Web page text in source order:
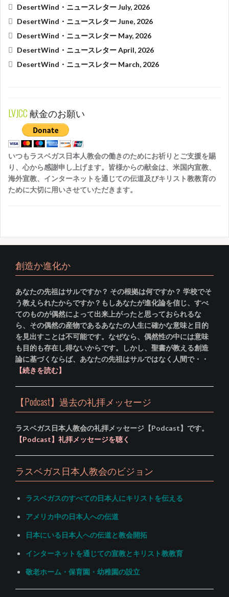
DesertWind・ニュースレター July, 2026
DesertWind・ニュースレター June, 2026
DesertWind・ニュースレター May, 2026
DesertWind・ニュースレター April, 2026
DesertWind・ニュースレター March, 2026
LVJCC献金のお願い
いつもラスベガス日本人教会の働きのためにお祈りとご支援を賜
り、心から感謝申し上げます。皆様からの献金は、米国内宣教、
海外宣教、インターネットを通じての伝道及びキリスト教教育の
ために大切に用いさせていただきます。
創造か進化か
あなたの先祖はサルですか？ その根拠は何ですか？ 学校でそ
う教えられたからですか？もしあなたが進化論を信じ、すべ
てのものが偶然によって出来上がったと思っておられるな
ら、その偶然の産物であるあなたの人生に確かな意味と目的
を見出すことは不可能です。なぜなら、偶然性の中には意味
も目的も存在し得ないからです。しかし、聖書が教える創造
論に基づくならば、あなたの先祖はサルではなく人間で・・
【続きを読む】
【Podcast】過去の礼拝メッセージ
ラスベガス日本人教会の礼拝メッセージ【Podcast】です。
【Podcast】礼拝メッセージを聴く
ラスベガス日本人教会のビジョン
ラスベガスのすべての日本人にキリストを伝える
アメリカ中の日本人への伝道
日本にいる日本人への伝道と教会開拓
インターネットを通じての宣教とキリスト教教育
敬老ホーム・保育園・幼稚園の設立